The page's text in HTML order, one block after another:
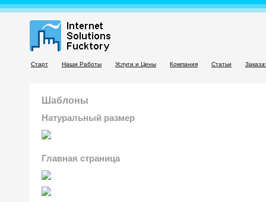
Старт Наши Работы Услуги и Цены Компания Статьи
Шаблоны
Натуральный размер
Главная страница